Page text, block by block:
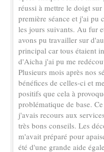
réussi à mettre le doigt
première séance et j'ai pu
les jours suivants. Au fur
avons pu travailler sur
principal car tous étaient
d'Aicha j'ai pu me
Plusieurs mois après nos
bénéfices de celles-ci et
positifs que cela à
problématique de base.
j'avais recours aux
très bons conseils. Les
m'avait préparé pour
été d'une grande aide